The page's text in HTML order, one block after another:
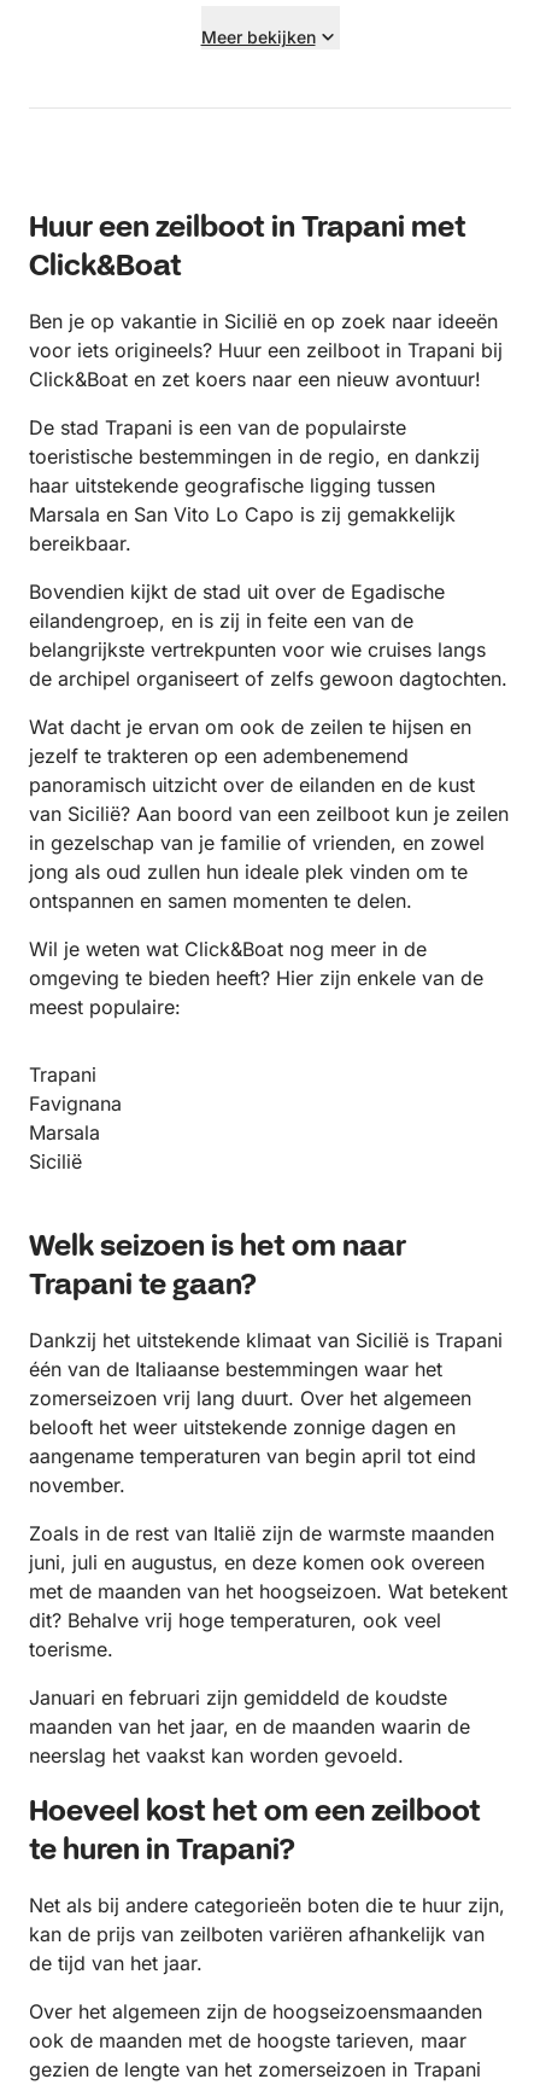
top gastheer. Zeker aanrader.
Meer bekijken
Huur een zeilboot in Trapani met
Click&Boat
Ben je op vakantie in Sicilië en op zoek naar ideeën
voor iets origineels? Huur een zeilboot in Trapani bij
Click&Boat en zet koers naar een nieuw avontuur!
De stad Trapani is een van de populairste
toeristische bestemmingen in de regio, en dankzij
haar uitstekende geografische ligging tussen
Marsala en San Vito Lo Capo is zij gemakkelijk
bereikbaar.
Bovendien kijkt de stad uit over de Egadische
eilandengroep, en is zij in feite een van de
belangrijkste vertrekpunten voor wie cruises langs
de archipel organiseert of zelfs gewoon dagtochten.
Wat dacht je ervan om ook de zeilen te hijsen en
jezelf te trakteren op een adembenemend
panoramisch uitzicht over de eilanden en de kust
van Sicilië? Aan boord van een zeilboot kun je zeilen
in gezelschap van je familie of vrienden, en zowel
jong als oud zullen hun ideale plek vinden om te
ontspannen en samen momenten te delen.
Wil je weten wat Click&Boat nog meer in de
omgeving te bieden heeft? Hier zijn enkele van de
meest populaire:
Trapani
Favignana
Marsala
Sicilië
Welk seizoen is het om naar
Trapani te gaan?
Dankzij het uitstekende klimaat van Sicilië is Trapani
één van de Italiaanse bestemmingen waar het
zomerseizoen vrij lang duurt. Over het algemeen
belooft het weer uitstekende zonnige dagen en
aangename temperaturen van begin april tot eind
november.
Zoals in de rest van Italië zijn de warmste maanden
juni, juli en augustus, en deze komen ook overeen
met de maanden van het hoogseizoen. Wat betekent
dit? Behalve vrij hoge temperaturen, ook veel
toerisme.
Januari en februari zijn gemiddeld de koudste
maanden van het jaar, en de maanden waarin de
neerslag het vaakst kan worden gevoeld.
Hoeveel kost het om een zeilboot
te huren in Trapani?
Net als bij andere categorieën boten die te huur zijn,
kan de prijs van zeilboten variëren afhankelijk van
de tijd van het jaar.
Over het algemeen zijn de hoogseizoensmaanden
ook de maanden met de hoogste tarieven, maar
gezien de lengte van het zomerseizoen in Trapani